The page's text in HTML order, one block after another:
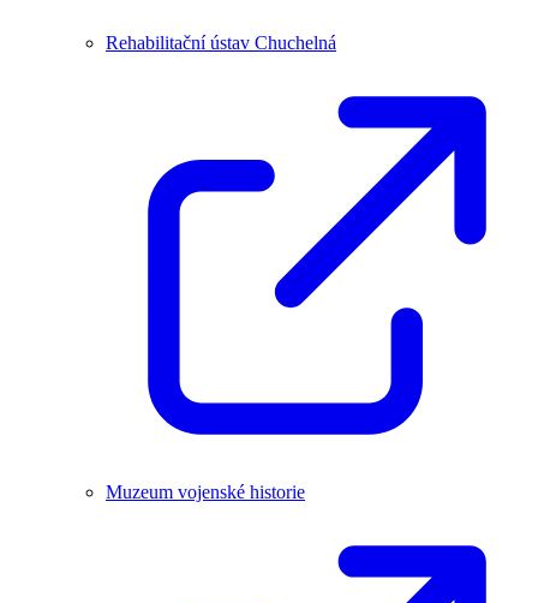
Rehabilitační ústav Chuchelná
Muzeum vojenské historie